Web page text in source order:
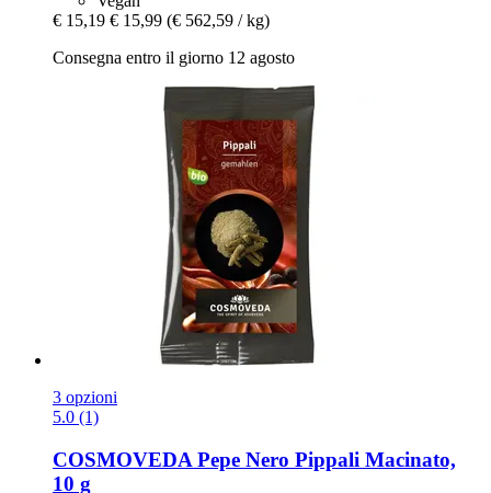
€ 15,19 € 15,99 (€ 562,59 / kg)
Consegna entro il giorno 12 agosto
3 opzioni
5.0 (1)
COSMOVEDA Pepe Nero Pippali Macinato,
10 g